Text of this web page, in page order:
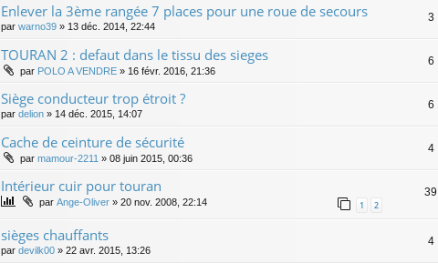
Enlever la 3ème rangée 7 places pour une roue de secours
par warno39 » 13 déc. 2014, 22:44
3
TOURAN 2 : defaut dans le tissu des sieges
par POLO A VENDRE » 16 févr. 2016, 21:36
6
Siège conducteur trop étroit ?
par delion » 14 déc. 2015, 14:07
6
Cache de ceinture de sécurité
par mamour-2211 » 08 juin 2015, 00:36
4
Intérieur cuir pour touran
par Ange-Oliver » 20 nov. 2008, 22:14 1 2
39
sièges chauffants
par devilk00 » 22 avr. 2015, 13:26
4